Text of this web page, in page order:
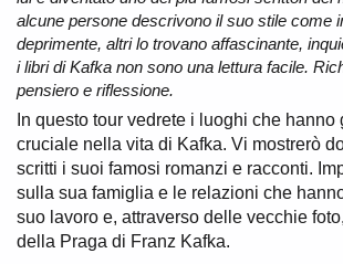
alcune persone descrivono il suo stile come
deprimente, altri lo trovano affascinante,
i libri di Kafka non sono una lettura facile.
pensiero e riflessione.
In questo tour vedrete i luoghi che
cruciale nella vita di Kafka. Vi mostrerò
scritti i suoi famosi romanzi e racconti.
sulla sua famiglia e le relazioni che
suo lavoro e, attraverso delle vecchie
della Praga di Franz Kafka.